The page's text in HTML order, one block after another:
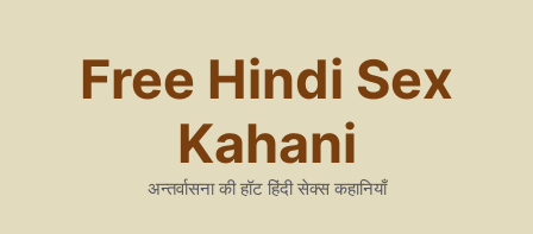
Free Hindi Sex
Kahani
अन्तर्वासना की हॉट हिंदी सेक्स कहानियाँ